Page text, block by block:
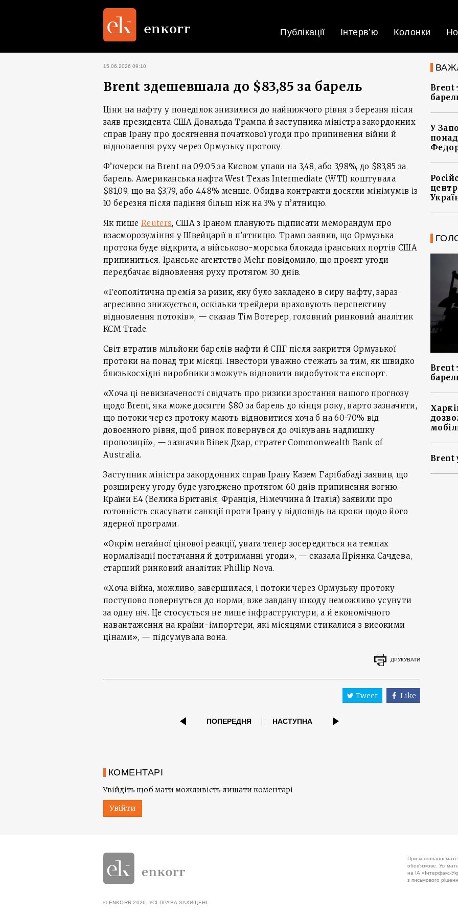
Публікації Інтерв’ю Колонки
15.06.2026 09:10
Brent здешевшала до $83,85 за барель
Ціни на нафту у понеділок знизилися до найнижчого рівня з березня після
заяв президента США Дональда Трампа й заступника міністра закордонних
справ Ірану про досягнення початкової угоди про припинення війни й
відновлення руху через Ормузьку протоку.
Ф’ючерси на Brent на 09:05 за Києвом упали на 3,48, або 3,98%, до $83,85 за
барель. Американська нафта West Texas Intermediate (WTI) коштувала
$81,09, що на $3,79, або 4,48% менше. Обидва контракти досягли мінімумів із
10 березня після падіння більш ніж на 3% у п’ятницю.
Як пише Reuters, США з Іраном планують підписати меморандум про
взаєморозуміння у Швейцарії в п’ятницю. Трамп заявив, що Ормузька
протока буде відкрита, а військово-морська блокада іранських портів США
припиниться. Іранське агентство Mehr повідомило, що проєкт угоди
передбачає відновлення руху протягом 30 днів.
«Геополітична премія за ризик, яку було закладено в сиру нафту, зараз
агресивно знижується, оскільки трейдери враховують перспективу
відновлення потоків», — сказав Тім Вотерер, головний ринковий аналітик
KCM Trade.
Світ втратив мільйони барелів нафти й СПГ після закриття Ормузької
протоки на понад три місяці. Інвестори уважно стежать за тим, як швидко
близькосхідні виробники зможуть відновити видобуток та експорт.
«Хоча ці невизначеності свідчать про ризики зростання нашого прогнозу
щодо Brent, яка може досягти $80 за барель до кінця року, варто зазначити,
що потоки через протоку мають відновитися хоча б на 60-70% від
довоєнного рівня, щоб ринок повернувся до очікувань надлишку
пропозиції», — зазначив Вівек Дхар, стратег Commonwealth Bank of
Australia.
Заступник міністра закордонних справ Ірану Казем Гарібабаді заявив, що
розширену угоду буде узгоджено протягом 60 днів припинення вогню.
Країни E4 (Велика Британія, Франція, Німеччина й Італія) заявили про
готовність скасувати санкції проти Ірану у відповідь на кроки щодо його
ядерної програми.
«Окрім негайної цінової реакції, увага тепер зосередиться на темпах
нормалізації постачання й дотриманні угоди», — сказала Пріянка Сачдева,
старший ринковий аналітик Phillip Nova.
«Хоча війна, можливо, завершилася, і потоки через Ормузьку протоку
поступово повернуться до норми, вже завдану шкоду неможливо усунути
за одну ніч. Це стосується не лише інфраструктури, а й економічного
навантаження на країни-імпортери, які місяцями стикалися з високими
цінами», — підсумувала вона.
ДРУКУВАТИ
Tweet Like
ПОПЕРЕДНЯ НАСТУПНА
КОМЕНТАРІ
Увійдіть щоб мати можливість лишати коментарі
Увійти
Brent
У
Brent
Brent
При копіюванні
обов'язкове. Усі
на ІА «Інтерфакс-
з письмового
© ENKORR 2026. УСІ ПРАВА ЗАХИЩЕНІ.